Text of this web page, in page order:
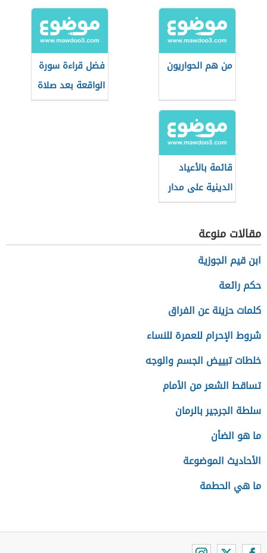
من هم الحواريون
فضل قراءة سورة
الواقعة بعد صلاة
المغرب
قائمة بالأعياد
الدينية على مدار
العام
مقالات منوعة
ابن قيم الجوزية
حكم رائعة
كلمات حزينة عن الفراق
شروط الإحرام للعمرة للنساء
خلطات تبييض الجسم والوجه
تساقط الشعر من الأمام
سلطة الجرجير بالرمان
ما هو الضأن
الأحاديث الموضوعة
ما هي الحطمة